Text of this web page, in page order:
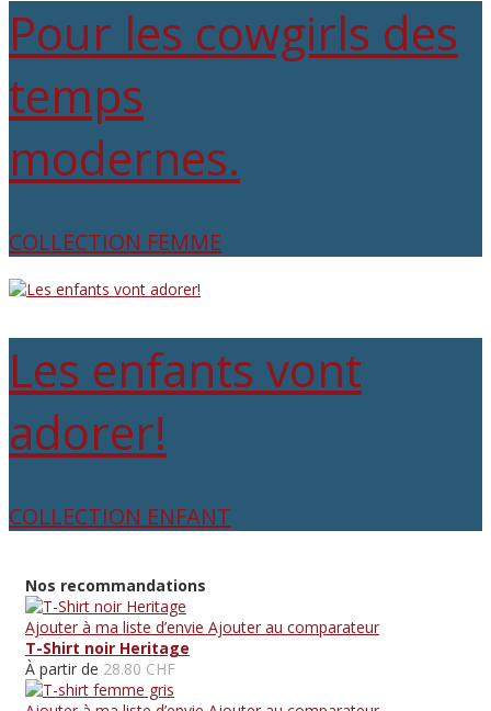
Pour les cowgirls des
temps
modernes.
COLLECTION FEMME
Les enfants vont
adorer!
COLLECTION ENFANT
Nos recommandations
Ajouter à ma liste d’envie Ajouter au comparateur
T-Shirt noir Heritage
À partir de 28.80 CHF